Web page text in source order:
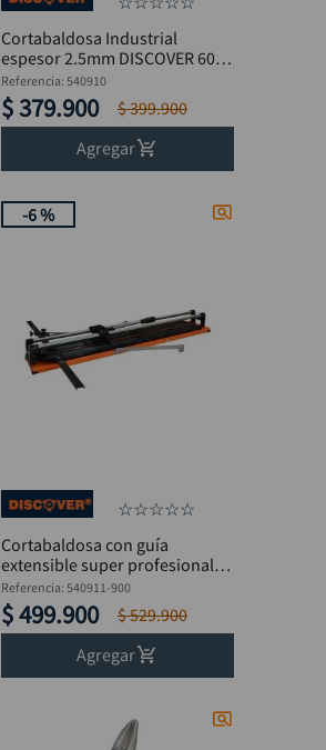
Cortabaldosa Industrial
espesor 2.5mm DISCOVER 600
mm
Referencia: 540910
$379.900 $399.900
Agregar
-6 %
☆☆☆☆☆
Cortabaldosa con guía
extensible super profesional
900 mm DISCOVER
Referencia: 540911-900
$499.900 $529.900
Agregar